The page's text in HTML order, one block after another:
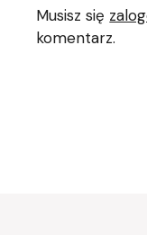
Musisz się
komentarz.